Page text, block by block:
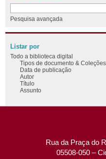
Pesquisa avançada
Listar por
Todo a biblioteca digital
Tipos de documento & Coleções
Data de publicação
Autor
Título
Assunto
Rua da Praça do
05508-050 –